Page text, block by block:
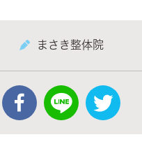
まさき整体院